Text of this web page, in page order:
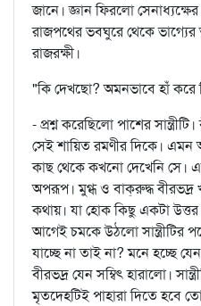
জানে। জ্ঞান ফিরলো
রাজপথের ভবঘুরে থেকে ভাগ্যের
রাজরক্ষী।
"কি দেখছো? অমনভাবে হাঁ করে
- প্রশ্ন করেছিলো পাশের
সেই শায়িত রমণীর দিকে।
কাছ থেকে কখনো দেখেনি সে।
অপরূপ। মুগ্ধ ও বাক্‌রুদ্ধ বীরভদ্র
কথায়। যা হোক কিছু একটা উত্তর
আগেই চমকে উঠলো
যাচ্ছে না তাই না? মনে হচ্ছে
বীরভদ্র যেন সম্বিৎ হারালো।
মৃতদেহটিই পাহারা দিতে হবে